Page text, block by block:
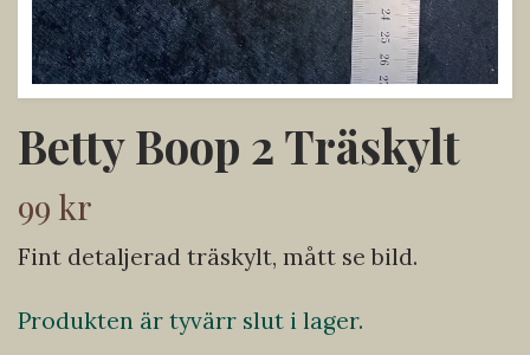
Betty Boop 2 Träskylt
99 kr
Fint detaljerad träskylt, mått se bild.
Produkten är tyvärr slut i lager.